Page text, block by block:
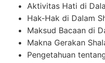
Aktivitas Hati di
Hak-Hak di Dalam
Maksud Bacaan di
Makna Gerakan
Pengetahuan